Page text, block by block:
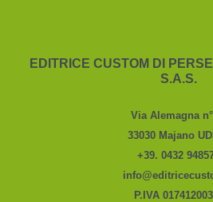
EDITRICE CUSTOM DI
S.A.S.
Via Alemagna
33030 Majano
+39. 0432
P.IVA